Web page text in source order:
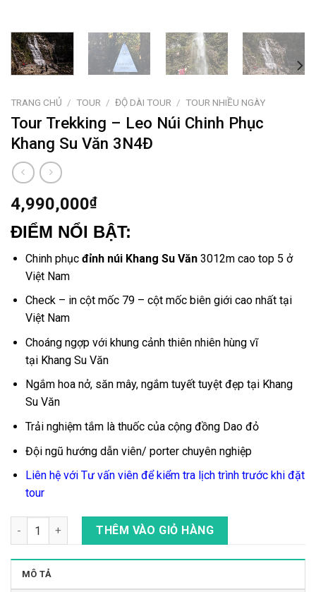
TRANG CHỦ / TOUR / ĐỘ DÀI TOUR / TOUR NHIỀU NGÀY
Tour Trekking – Leo Núi Chinh Phục
Khang Su Văn 3N4Đ
4,990,000₫
ĐIỂM NỔI BẬT:
Chinh phụcđỉnh núi Khang Su Văn3012m cao top 5 ở
Việt Nam
Check – in cột mốc 79 – cột mốc biên giới cao nhất tại
Việt Nam
Choáng ngợp với khung cảnh thiên nhiên hùng vĩ
tạiKhang Su Văn
Ngắm hoa nở, săn mây, ngắm tuyết tuyệt đẹp tại Khang
Su Văn
Trải nghiệm tắm là thuốc của cộng đồng Dao đỏ
Đội ngũ hướng dẫn viên/ porter chuyên nghiệp
Liên hệ với Tư vấn viên để kiểm tra lịch trình trước khi đặt
tour
Tour Trekking - Leo Núi Chinh Phục Khang Su Văn 3N4Đ số
THÊM VÀO GIỎ HÀNG
MÔ TẢ